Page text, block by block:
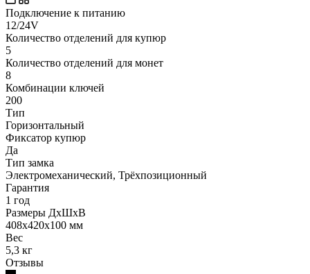
Подключение к питанию
12/24V
Количество отделений для купюр
5
Количество отделений для монет
8
Комбинации ключей
200
Тип
Горизонтальный
Фиксатор купюр
Да
Тип замка
Электромеханический, Трёхпозиционный
Гарантия
1 год
Размеры ДхШхВ
408x420x100 мм
Вес
5,3 кг
Отзывы